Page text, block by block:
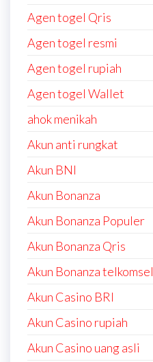
Agen togel Qris
Agen togel resmi
Agen togel rupiah
Agen togel Wallet
ahok menikah
Akun anti rungkat
Akun BNI
Akun Bonanza
Akun Bonanza Populer
Akun Bonanza Qris
Akun Bonanza telkomsel
Akun Casino BRI
Akun Casino rupiah
Akun Casino uang asli